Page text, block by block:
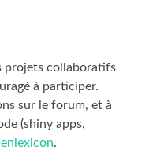
projets collaboratifs
à participer.
sur le forum, et à
(shiny apps,
.